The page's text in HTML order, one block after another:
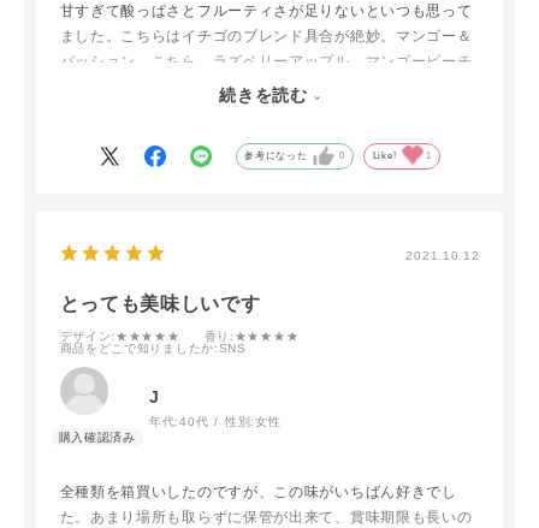
甘すぎて酸っぱさとフルーティさが足りないといつも思って
ました。こちらはイチゴのブレンド具合が絶妙。マンゴー＆
パッション、こちら、ラズベリーアップル、マンゴーピーチ
の順で好きですが、上位３つは同順位といった感じで、日に
続きを読む
参考になった 0 Like! 1
2021.10.12
とっても美味しいです
デザイン:★★★★★ 香り :★★★★★
商品をどこで知りましたか:SNS
J
年代:40代 性別:女性
全種類を箱買いしたのですが、この味がいちばん好きでし
た。あまり場所も取らずに保管が出来て、賞味期限も長いの